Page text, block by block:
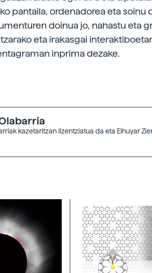
pantaila, ordenadorea eta soinu
doinua jo, nahastu eta
eta irakasgai
inprima dezake.
kazetaritzan lizentziatua da eta Elhuyar